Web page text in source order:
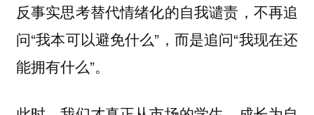
反事实思考替代情绪化的自我谴责，不再追
问“我本可以避免什么”，而是追问“我现在还
能拥有什么”。